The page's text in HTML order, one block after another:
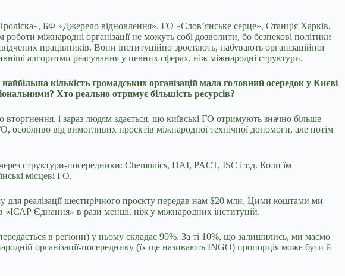
БФ «Джерело відновлення», ГО «Слов’янське серце», Станція Харків,
міжнародні організації не можуть собі дозволити, бо безпекові політики
працівників. Вони інституційно зростають, набувають організаційної
алгоритми реагування у певних сферах, ніж міжнародні структури.
кількість громадських організацій мала головний осередок у Києві
Хто реально отримує більшість ресурсів?
і зараз людям здається, що київські ГО отримують значно більше
від вимогливих проєктів міжнародної технічної допомоги, але потім
структури-посередники: Chemonics, DAI, PACT, ISC і т.д. Коли їм
місцеві ГО.
реалізації шестирічного проєкту передав нам $20 млн. Цими коштами ми
«ІСАР Єднання» в рази менші, ніж у міжнародних інституцій.
в регіони) у ньому складає 90%. За ті 10%, що залишились, ми маємо
організації-посереднику (їх ще називають INGO) пропорція може бути й